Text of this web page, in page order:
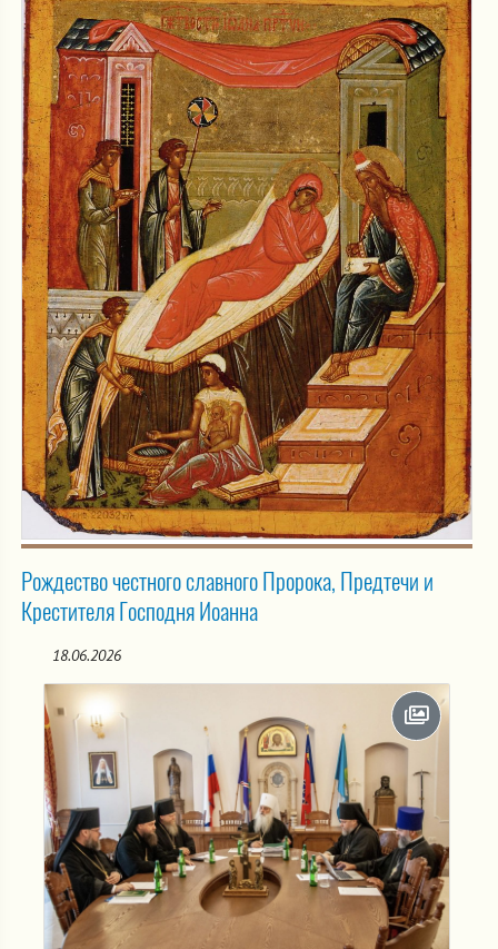
Рождество честного славного Пророка, Предтечи и
Крестителя Господня Иоанна
18.06.2026